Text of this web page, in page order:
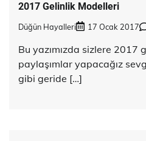
2017 Gelinlik Modelleri
Düğün Hayalleri 17 Ocak 2017
Bu yazımızda sizlere 2017
paylaşımlar yapacağız
gibi geride […]